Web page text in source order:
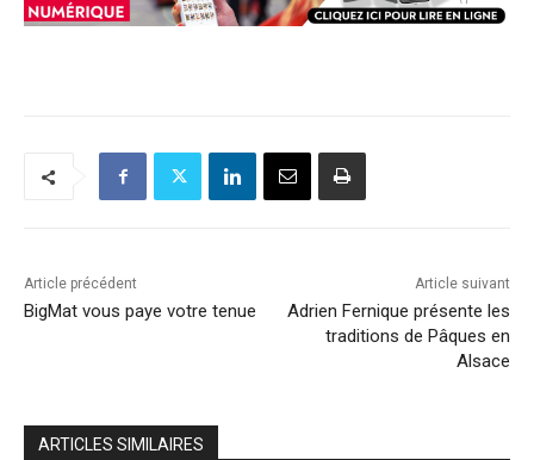
Article précédent
BigMat vous paye votre tenue
Article suivant
Adrien Fernique présente les
traditions de Pâques en
Alsace
ARTICLES SIMILAIRES